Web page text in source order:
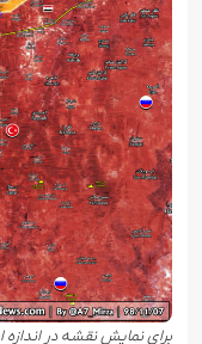
برای نمایش نقشه در